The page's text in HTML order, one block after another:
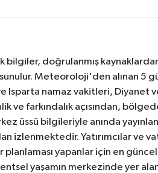
bilgiler, doğrulanmış
Meteoroloji'den alınan 5
Isparta namaz vakitleri, Diyanet
ve farkındalık açısından,
üssü bilgileriyle anında
izlenmektedir. Yatırımcılar ve
planlaması yapanlar için en
yaşamın merkezinde yer